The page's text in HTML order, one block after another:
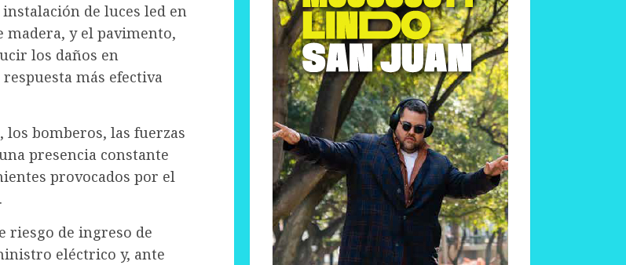
de luces led en
madera, y el pavimento,
los daños en
más efectiva
los bomberos, las fuerzas
presencia constante
provocados por el
riesgo de ingreso de
eléctrico y, ante